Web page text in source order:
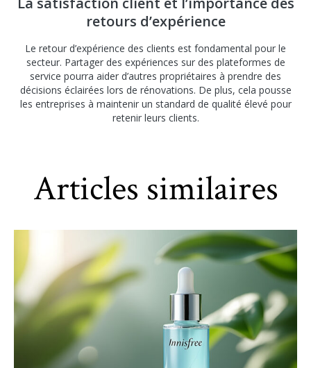
retours d’expérience
Le retour d’expérience des clients est fondamental pour le
secteur. Partager des expériences sur des plateformes de
service pourra aider d’autres propriétaires à prendre des
décisions éclairées lors de rénovations. De plus, cela pousse
les entreprises à maintenir un standard de qualité élevé pour
retenir leurs clients.
Articles similaires